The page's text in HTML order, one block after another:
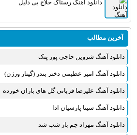
دانلود آهنگ رستاک حلاج بی دلیل
آخرین مطالب
دانلود آهنگ شروین حاجی پور پتک
دانلود آهنگ امیر عظیمی دختر بندر (گیتار ورژن)
دانلود آهنگ علیرضا قربانی گل های باران خورده
دانلود آهنگ سینا پارسیان ادا
دانلود آهنگ مهراد جم باز شب شد